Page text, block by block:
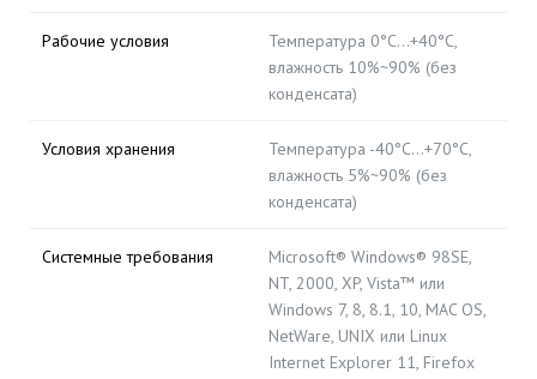
Рабочие условия
Температура 0°C...+40°C,
влажность 10%~90% (без
конденсата)
Условия хранения
Температура -40°C...+70°C,
влажность 5%~90% (без
конденсата)
Системные требования
Microsoft® Windows® 98SE,
NT, 2000, XP, Vista™ или
Windows 7, 8, 8.1, 10, MAC OS,
NetWare, UNIX или Linux
Internet Explorer 11, Firefox